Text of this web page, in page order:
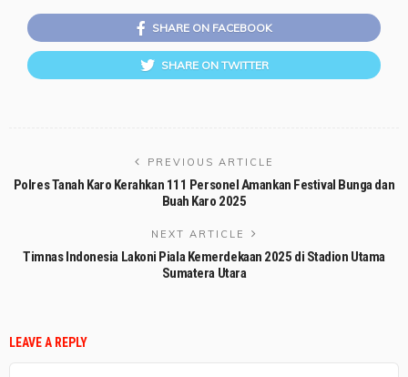
SHARE ON FACEBOOK
SHARE ON TWITTER
PREVIOUS ARTICLE
Polres Tanah Karo Kerahkan 111 Personel Amankan Festival Bunga dan
Buah Karo 2025
NEXT ARTICLE
Timnas Indonesia Lakoni Piala Kemerdekaan 2025 di Stadion Utama
Sumatera Utara
LEAVE A REPLY